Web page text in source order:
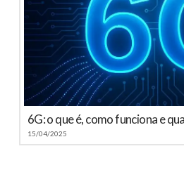
6G: o que é, como funciona e
15/04/2025